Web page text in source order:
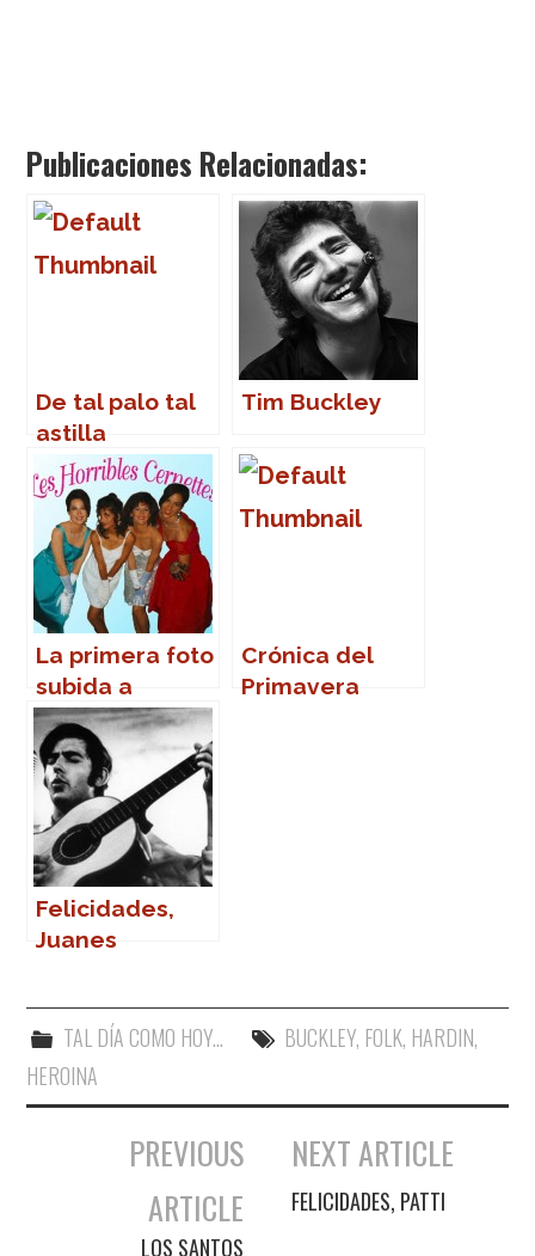
Publicaciones Relacionadas:
De tal palo tal
astilla
Tim Buckley
La primera foto
subida a
Internet
Crónica del
Primavera
Felicidades,
Juanes
TAL DÍA COMO HOY... BUCKLEY, FOLK, HARDIN,
HEROINA
Navegación de entradas
PREVIOUS
ARTICLE
LOS SANTOS
NEXT ARTICLE
FELICIDADES, PATTI